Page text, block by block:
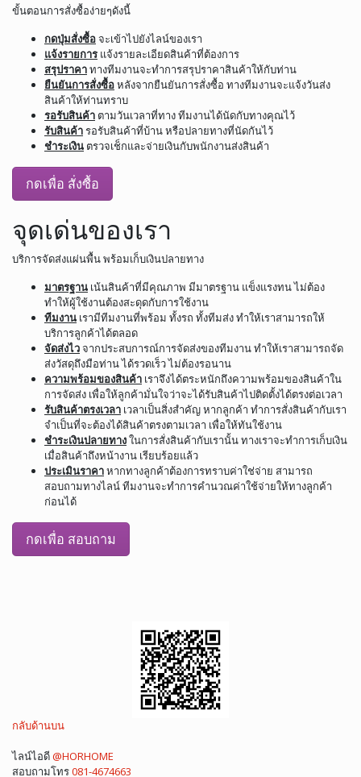
ขั้นตอนการสั่งซื้อง่ายๆดังนี้
กดปุ่มสั่งซื้อจะเข้าไปยังไลน์ของเรา
แจ้งรายการ แจ้งรายละเอียดสินค้าที่ต้องการ
สรุปราคาทางทีมงานจะทำการสรุปราคาสินค้าให้กับท่าน
ยืนยันการสั่งซื้อหลังจากยืนยันการสั่งซื้อ ทางทีมงานจะแจ้งวันส่ง
สินค้าให้ท่านทราบ
รอรับสินค้า ตามวันเวลาที่ทาง ทีมงานได้นัดกับทางคุณไว้
รับสินค้ารอรับสินค้าที่บ้าน หรือปลายทางที่นัดกันไว้
ชำระเงิน ตรวจเช็กและจ่ายเงินกับพนักงานส่งสินค้า
กดเพื่อ สั่งซื้อ
จุดเด่นของเรา
บริการจัดส่งแผ่นพื้น พร้อมเก็บเงินปลายทาง
มาตรฐาน เน้นสินค้าที่มีคุณภาพ มีมาตรฐาน แข็งแรงทน ไม่ต้อง
ทำให้ผู้ใช้งานต้องสะดุดกับการใช้งาน
ทีมงาน เรามีทีมงานที่พร้อม ทั้งรถ ทั้งทีมส่ง ทำให้เราสามารถให้
บริการลูกค้าได้ตลอด
จัดส่งไวจากประสบการณ์การจัดส่งของทีมงาน ทำให้เราสามารถจัด
ส่งวัสดุถึงมือท่าน ได้รวดเร็ว ไม่ต้องรอนาน
ความพร้อมของสินค้า เราจึงได้ตระหนักถึงความพร้อมของสินค้าใน
การจัดส่ง เพื่อให้ลูกค้ามั่นใจว่าจะได้รับสินค้าไปติดตั้งได้ตรงต่อเวลา
รับสินค้าตรงเวลา เวลาเป็นสิ่งสำคัญ หากลูกค้า ทำการสั่งสินค้ากับเรา
จำเป็นที่จะต้องได้สินค้าตรงตามเวลา เพื่อให้ทันใช้งาน
ชำระเงินปลายทางในการสั่งสินค้ากับเรานั้น ทางเราจะทำการเก็บเงิน
เมื่อสินค้าถึงหน้างาน เรียบร้อยแล้ว
ประเมินราคาหากทางลูกค้าต้องการทราบค่าใช่จ่าย สามารถ
สอบถามทางไลน์ ทีมงานจะทำการคำนวณค่าใช้จ่ายให้ทางลูกค้า
ก่อนได้
กดเพื่อ สอบถาม
กลับด้านบน
ไลน์ไอดี@HORHOME
สอบถามโทร081-4674663